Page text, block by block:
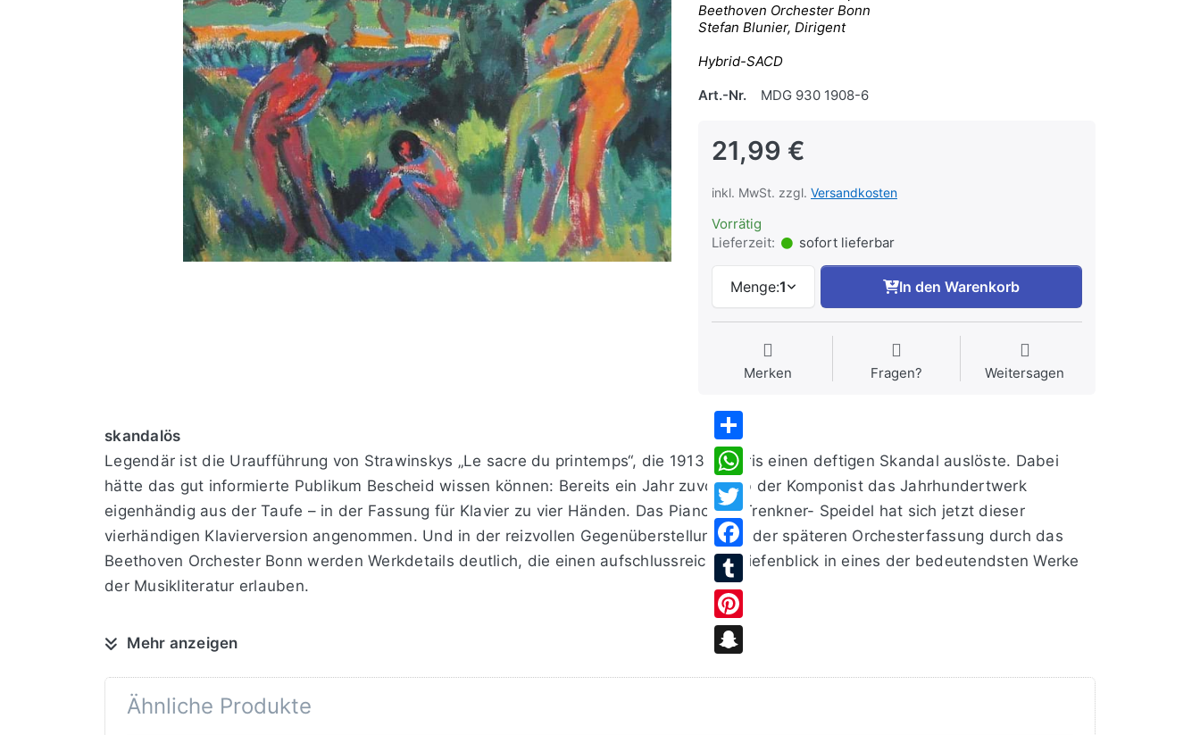
Beethoven Orchester Bonn
Stefan Blunier, Dirigent
Hybrid-SACD
Art.-Nr.
MDG 930 1908-6
21,99 €
inkl. MwSt. zzgl. Versandkosten
Vorrätig
Lieferzeit:
sofort lieferbar
Menge:1 In den Warenkorb
Merken Fragen? Weitersagen
Share
WhatsApp
Twitter
Facebook
Tumblr
Pinterest
skandalös
Legendär ist die Uraufführung von Strawinskys „Le sacre du printemps“, die 1913 in Paris einen deftigen Skandal auslöste. Dabei
hätte das gut informierte Publikum Bescheid wissen können: Bereits ein Jahr zuvor hob der Komponist das Jahrhundertwerk
eigenhändig aus der Taufe – in der Fassung für Klavier zu vier Händen. Das Pianoduo Trenkner- Speidel hat sich jetzt dieser
vierhändigen Klavierversion angenommen. Und in der reizvollen Gegenüberstellung mit der späteren Orchesterfassung durch das
Beethoven Orchester Bonn werden Werkdetails deutlich, die einen aufschlussreichen Tiefenblick in eines der bedeutendsten Werke
der Musikliteratur erlauben.
traumhaft
Wie „ein schöner Albtraum“ sei die Erinnerung an diese Aufführung, schreibt Claude Debussy noch Jahre später, der das zweite Paar
Hände hierbei zur Verfügung stellte und dessen Bewunderung für den 20 Jahre jüngeren Kollegen fortan in grenzenlosen
Mehr anzeigen
Ähnliche Produkte